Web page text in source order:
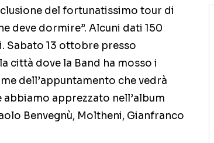
del fortunatissimo tour di
deve dormire”. Alcuni dati 150
Sabato 13 ottobre presso
città dove la Band ha mosso i
dell’appuntamento che vedrà
apprezzato nell’album
Benvegnù, Moltheni, Gianfranco